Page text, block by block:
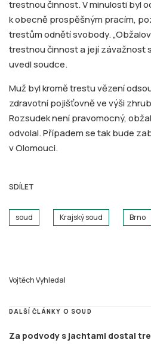
trestnou činnost. V minulosti byl
k obecně prospěšným pracím,
trestům odnětí svobody.
trestnou činnost a její závažnost
uvedl soudce.
Muž byl kromě trestu vězení
zdravotní pojišťovně ve výši
Rozsudek není pravomocný,
odvolal. Případem se tak bude
v Olomouci.
SDÍLET
soud Krajský soud Brno
Vojtěch Vyhledal
DALŠÍ ČLÁNKY O SOUD
Za podvody s jachtami dostal